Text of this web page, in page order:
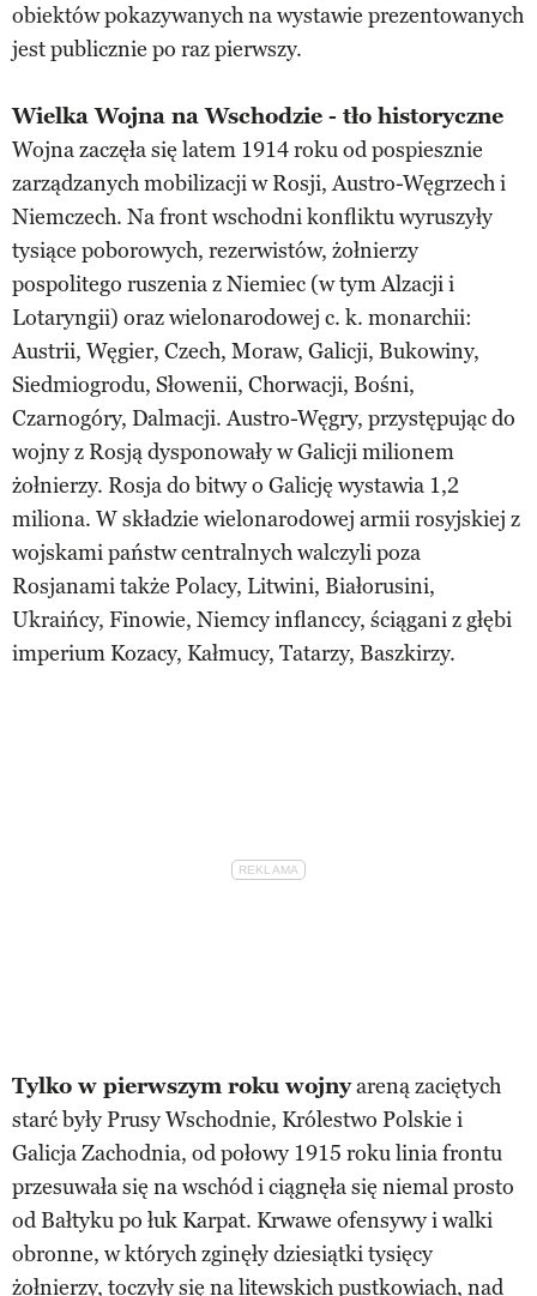
obiektów pokazywanych na wystawie prezentowanych
jest publicznie po raz pierwszy.
Wielka Wojna na Wschodzie - tło historyczne
Wojna zaczęła się latem 1914 roku od pospiesznie
zarządzanych mobilizacji w Rosji, Austro-Węgrzech i
Niemczech. Na front wschodni konfliktu wyruszyły
tysiące poborowych, rezerwistów, żołnierzy
pospolitego ruszenia z Niemiec (w tym Alzacji i
Lotaryngii) oraz wielonarodowej c. k. monarchii:
Austrii, Węgier, Czech, Moraw, Galicji, Bukowiny,
Siedmiogrodu, Słowenii, Chorwacji, Bośni,
Czarnogóry, Dalmacji. Austro-Węgry, przystępując do
wojny z Rosją dysponowały w Galicji milionem
żołnierzy. Rosja do bitwy o Galicję wystawia 1,2
miliona. W składzie wielonarodowej armii rosyjskiej z
wojskami państw centralnych walczyli poza
Rosjanami także Polacy, Litwini, Białorusini,
Ukraińcy, Finowie, Niemcy inflanccy, ściągani z głębi
imperium Kozacy, Kałmucy, Tatarzy, Baszkirzy.
Tylko w pierwszym roku wojnyareną zaciętych
starć były Prusy Wschodnie, Królestwo Polskie i
Galicja Zachodnia, od połowy 1915 roku linia frontu
przesuwała się na wschód i ciągnęła się niemal prosto
od Bałtyku po łuk Karpat. Krwawe ofensywy i walki
obronne, w których zginęły dziesiątki tysięcy
żołnierzy, toczyły się na litewskich pustkowiach, nad